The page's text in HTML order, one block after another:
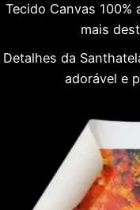
Tecido Canvas 100%
mais
Detalhes da
adorável e